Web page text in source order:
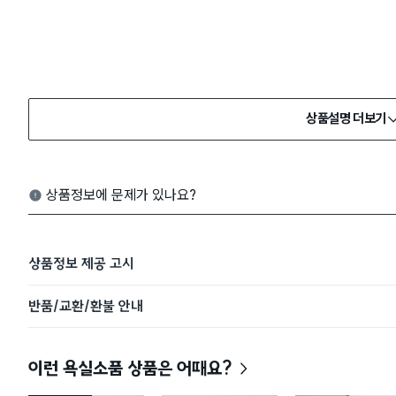
상품설명 더보기
상품정보에 문제가 있나요?
상품정보 제공 고시
반품/교환/환불 안내
이런 욕실소품 상품은 어때요?